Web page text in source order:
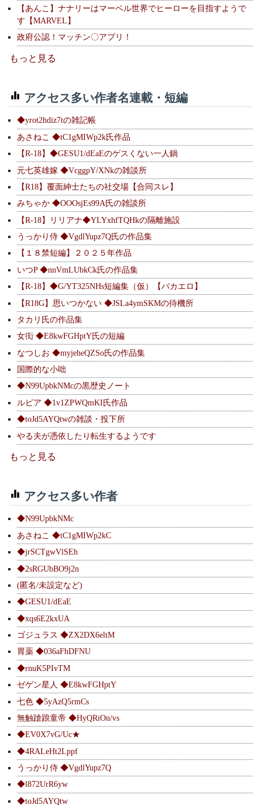
【あんこ】ナナリーはマーベル世界でヒーローを目指すようで
す【MARVEL】
政府公認！マッチン〇アプリ！
もっと見る
アクセス多い作者名連載・短編
◆yrot2hdiz7tの雑記帳
あさねこ ◆tC1gMIWp2k氏作品
【R-18】◆GESU1/dEaEのゲスくない一人鍋
元七英雄嫁 ◆VcggpY/XNkの雑談所
【R18】覆面紳士たちの社交場【合同スレ】
みちゃか ◆OOOsjEs99A氏の雑談所
【R-18】リリアナ◆YLYxhfTQHkの隔離施設
うっかり侍 ◆VgdlYupz7Q氏の作品集
【１８禁短編】２０２５年作品
いつP ◆nnVmLUbkCk氏の作品集
【R-18】◆G/YT325NHs短編集（仮）【バカエロ】
【R18G】思いつかない ◆JSLa4ymSKMの待機所
タカリ氏の作品集
女衒 ◆E8kwFGHptY氏の短編
なつしお ◆myjeheQZSo氏の作品集
国際的な小咄
◆N99UpbkNMcの黒歴史ノート
ルピア ◆1v1ZPWQmKI氏作品
◆toJd5AYQtwの雑談・投下所
やる夫が憑依したり転生するようです
もっと見る
アクセス多い作者
◆N99UpbkNMc
あさねこ ◆tC1gMIWp2kC
◆jrSCTgwVlSEh
◆2sRGUbBO9j2n
(匿名/未設定など)
◆GESU1/dEaE
◆xqs6E2kxUA
ゴジュラス ◆ZX2DX6eltM
胃薬 ◆036aFhDFNU
◆rnuK5PIvTM
ゼゲン星人 ◆E8kwFGHptY
七色 ◆5yAzQ5rmCs
無触蹌踉童帝 ◆HyQRiOn/vs
◆EV0X7vG/Uc★
◆4RALeHt2Lppf
うっかり侍 ◆VgdlYupz7Q
◆l872UrR6yw
◆toJd5AYQtw